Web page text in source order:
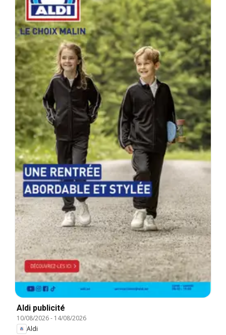
Aldi publicité
10/08/2026- 14/08/2026
Aldi